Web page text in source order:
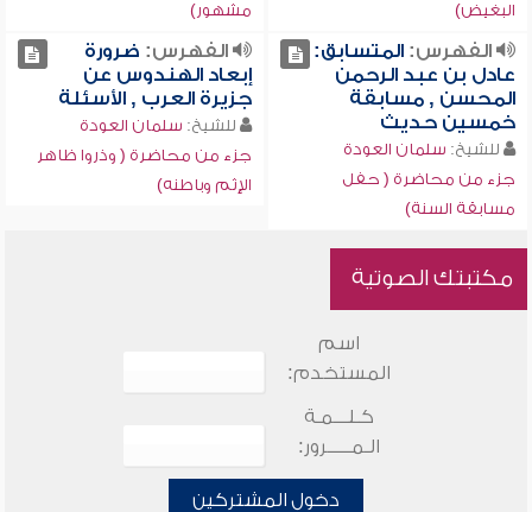
البغيض)
مشهور)
الفهرس:المتسابق:
عادل بن عبد الرحمن
المحسن , مسابقة
خمسين حديث
للشيخ: سلمان العودة
جزء من محاضرة ( حفل
مسابقة السنة)
الفهرس: ضرورة
إبعاد الهندوس عن
جزيرة العرب , الأسئلة
للشيخ: سلمان العودة
جزء من محاضرة ( وذروا ظاهر
الإثم وباطنه)
مكتبتك الصوتية
اسم
المستخدم:
كـلـــمـة
الـمـــــرور:
دخول المشتركين